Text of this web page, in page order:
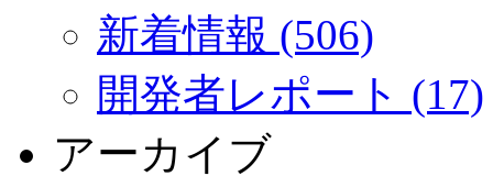
新着情報 (506)
開発者レポート (17)
アーカイブ